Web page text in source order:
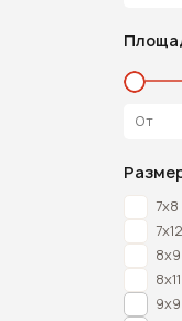
7x8
7x12
8x9
8x11
9х9